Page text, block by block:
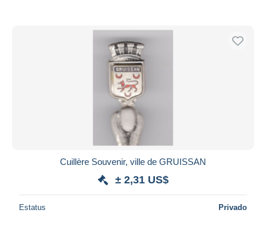
Cuillère Souvenir, ville de GRUISSAN
± 2,31 US$
Estatus Privado